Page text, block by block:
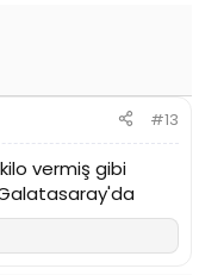
#13
vermiş gibi